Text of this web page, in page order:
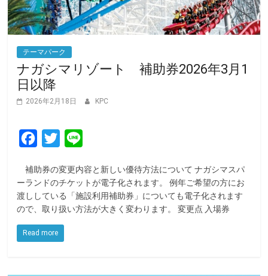
テーマパーク
ナガシマリゾート 補助券2026年3月1
日以降
2026年2月18日 KPC
c
e
b
o
o
T
i
t
t
e
r
n
e
補助券の変更内容と新しい優待方法について ナガシマスパ
ーランドのチケットが電子化されます。 例年ご希望の方にお
渡ししている「施設利用補助券」についても電子化されます
ので、取り扱い方法が大きく変わります。 変更点 入場券
Read more